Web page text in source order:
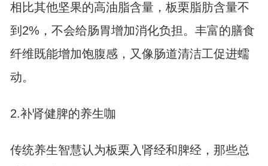
相比其他坚果的高油脂含量，板栗脂肪含量不
到2%，不会给肠胃增加消化负担。丰富的膳食
纤维既能增加饱腹感，又像肠道清洁工促进蠕
动。
2.补肾健脾的养生咖
传统养生智慧认为板栗入肾经和脾经，那些总